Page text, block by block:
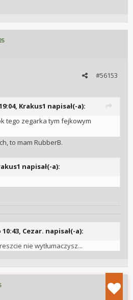
#56153
Krakus1 napisał(-a):
tego zegarka tym fejkowym
to mam RubberB.
napisał(-a):
Cezar. napisał(-a):
nie wytłumaczysz...